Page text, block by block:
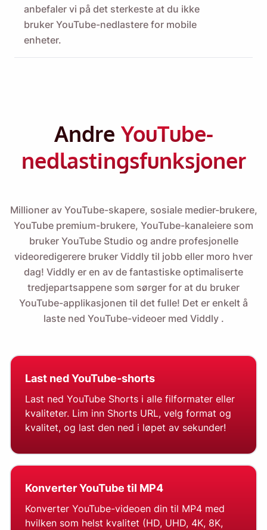
anbefaler vi på det sterkeste at du ikke
bruker YouTube-nedlastere for mobile
enheter.
Andre YouTube-
nedlastingsfunksjoner
Millioner av YouTube-skapere, sosiale medier-brukere,
YouTube premium-brukere, YouTube-kanaleiere som
bruker YouTube Studio og andre profesjonelle
videoredigerere bruker Viddly til jobb eller moro hver
dag! Viddly er en av de fantastiske optimaliserte
tredjepartsappene som sørger for at du bruker
YouTube-applikasjonen til det fulle! Det er enkelt å
laste ned YouTube-videoer med Viddly.
Last ned YouTube-shorts
Last ned YouTube Shorts i alle filformater eller
kvaliteter. Lim inn Shorts URL, velg format og
kvalitet, og last den ned i løpet av sekunder!
Konverter YouTube til MP4
Konverter YouTube-videoen din til MP4 med
hvilken som helst kvalitet (HD, UHD, 4K, 8K,